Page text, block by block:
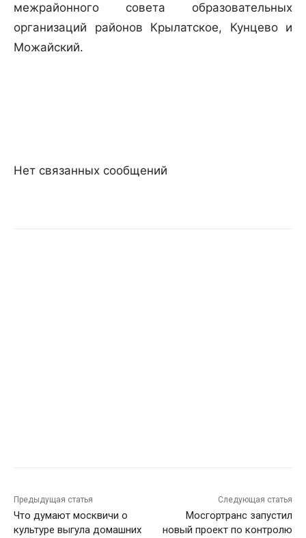
межрайонного совета образовательных
организаций районов Крылатское, Кунцево и
Можайский.
Нет связанных сообщений
Предыдущая статья
Что думают москвичи о
культуре выгула домашних
Следующая статья
Мосгортранс запустил
новый проект по контролю